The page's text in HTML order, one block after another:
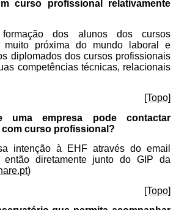
curso profissional relativamente
dos alunos dos cursos
muito próxima do mundo laboral e
diplomados dos cursos profissionais
competências técnicas, relacionais
[Topo]
empresa pode contactar
curso profissional?
intenção à EHF através doemail
diretamente junto do GIP da
)
[Topo]